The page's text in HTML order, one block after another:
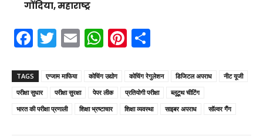
गोंदिया, महाराष्ट्र
F
a
c
e
b
T
w
itt
er
E
m
ai
l
W
h
a
ts
A
Pi
nt
er
e
st
ar
e
TAGS एग्जाम माफिया कोचिंग उद्योग कोचिंग रेगुलेशन डिजिटल अपराध
नीट यूजी
परीक्षा सुधार
परीक्षा सुरक्षा पेपर लीक प्रतियोगी परीक्षा
ब्लूटूथ चीटिंग
भारत की परीक्षा प्रणाली
शिक्षा भ्रष्टाचार शिक्षा व्यवस्था साइबर अपराध सॉल्वर गैंग